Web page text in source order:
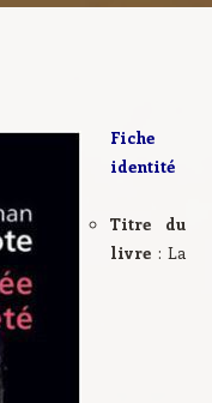
Fiche
identité
Titre du
livre : La